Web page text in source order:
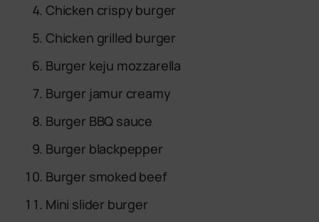
Chicken crispy burger
Chicken grilled burger
Burger keju mozzarella
Burger jamur creamy
Burger BBQ sauce
Burger blackpepper
Burger smoked beef
Mini slider burger